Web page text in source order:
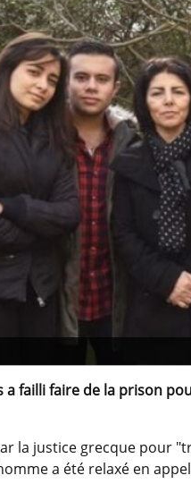
a failli faire de la prison
la justice grecque pour
a été relaxé en